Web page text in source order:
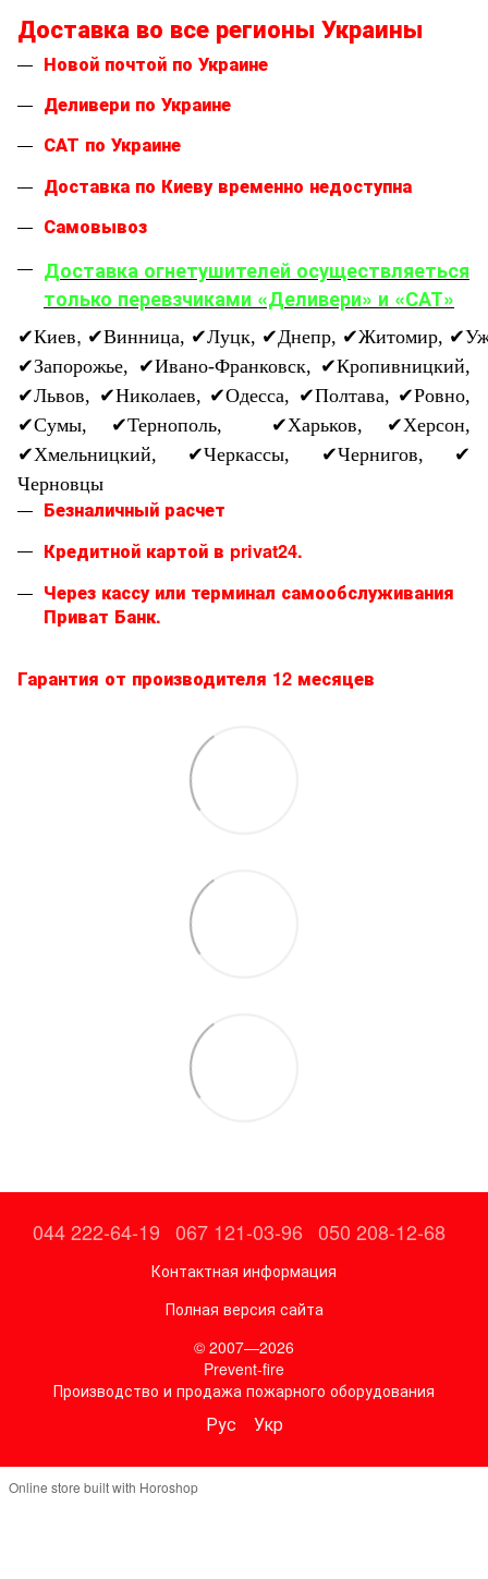
Доставка во все регионы Украины
Новой почтой по Украине
Деливери по Украине
САТ по Украине
Доставка по Киеву временно недоступна
Самовывоз
Доставка огнетушителей осуществляеться
только перевзчиками «Деливери» и «САТ»
✔Киев, ✔Винница, ✔Луцк, ✔ Днепр, ✔Житомир, ✔
✔Запорожье, ✔Ивано-Франковск, ✔Кропивницкий,
✔Львов, ✔Николаев, ✔Одесса, ✔Полтава, ✔Ровно,
✔Сумы, ✔Тернополь, ✔Харьков, ✔Херсон,
✔Хмельницкий, ✔Черкассы, ✔Чернигов, ✔
Черновцы
Безналичный расчет
Кредитной картой в privat24.
Через кассу или терминал самообслуживания
Приват Банк.
Гарантия от производителя 12 месяцев
044 222-64-19 067 121-03-96 050 208-12-68
Контактная информация
Полная версия сайта
© 2007—2026
Prevent-fire
Производство и продажа пожарного оборудования
Рус Укр
Online store built with Horoshop